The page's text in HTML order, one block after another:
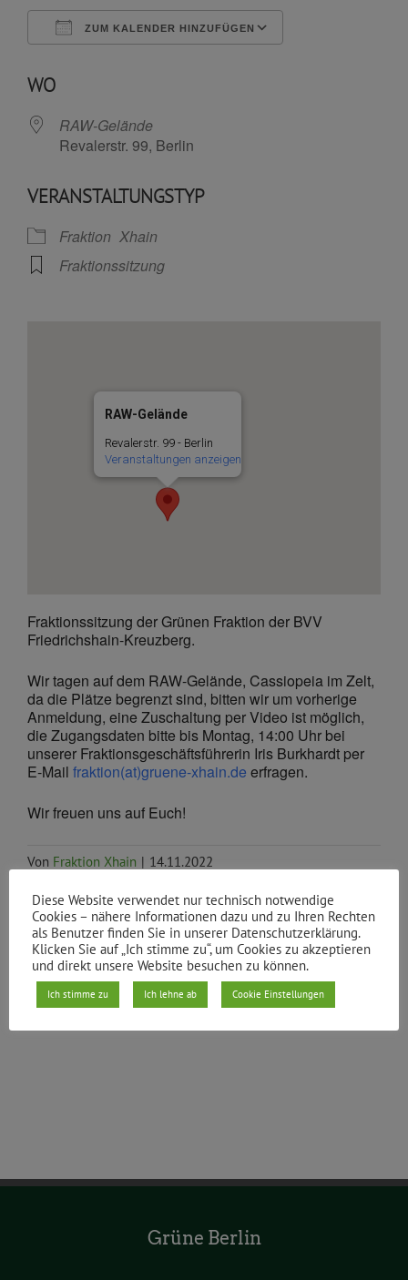
ZUM KALENDER HINZUFÜGEN
WO
RAW-Gelände
Revalerstr. 99, Berlin
VERANSTALTUNGSTYP
Fraktion Xhain
Fraktionssitzung
RAW-Gelände
Revalerstr. 99 - Berlin
Veranstaltungen anzeigen
Fraktionssitzung der Grünen Fraktion der BVV
Friedrichshain-Kreuzberg.
Wir tagen auf dem RAW-Gelände, Cassiopeia im Zelt,
da die Plätze begrenzt sind, bitten wir um vorherige
Anmeldung, eine Zuschaltung per Video ist möglich,
die Zugangsdaten bitte bis Montag, 14:00 Uhr bei
unserer Fraktionsgeschäftsführerin Iris Burkhardt per
E-Mail fraktion(at)gruene-xhain.de erfragen.
Wir freuen uns auf Euch!
Von Fraktion Xhain | 14.11.2022
Teile den Beitrag
Facebook RedditLinkedInWhatsApp
TumblrPinterest
Vk
Grüne Berlin
Diese Website verwendet nur technisch notwendige
Cookies – nähere Informationen dazu und zu Ihren Rechten
als Benutzer finden Sie in unserer Datenschutzerklärung.
Klicken Sie auf „Ich stimme zu“, um Cookies zu akzeptieren
und direkt unsere Website besuchen zu können.
Ich stimme zu Ich lehne ab Cookie Einstellungen